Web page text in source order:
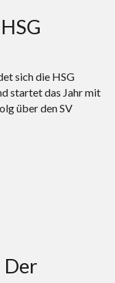
sich die HSG
startet das Jahr mit
über den SV
Der